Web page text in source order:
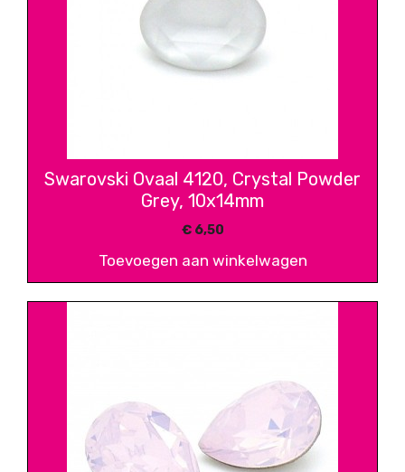
Swarovski Ovaal 4120, Crystal Powder
Grey, 10x14mm
€6,50
Toevoegen aan winkelwagen